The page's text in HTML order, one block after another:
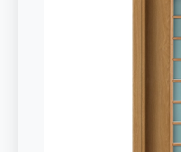
Aramaya